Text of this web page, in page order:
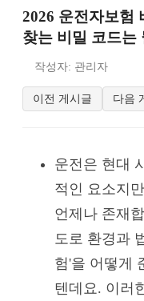
2026 운전자보험
찾는 비밀 코드는
작성자: 관리자
이전 게시글 다음
운전은 현대
적인 요소지
언제나 존재
도로 환경과
험'을 어떻게
텐데요. 이러